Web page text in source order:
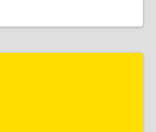
г, Зейская